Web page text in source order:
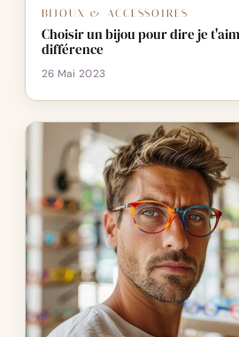
BIJOUX & ACCESSOIRES
Choisir un bijou pour dire je
différence
26 Mai 2023